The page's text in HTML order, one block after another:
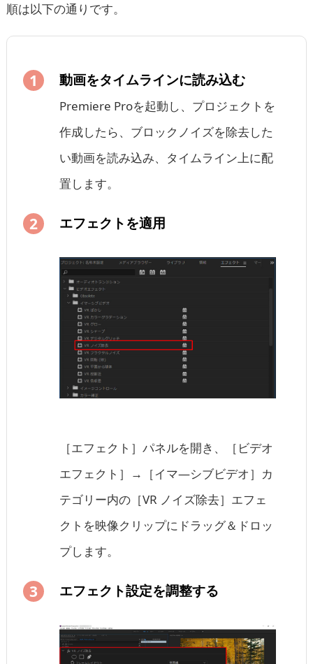
順は以下の通りです。
動画をタイムラインに読み込む
Premiere Proを起動し、プロジェクトを
作成したら、ブロックノイズを除去した
い動画を読み込み、タイムライン上に配
置します。
エフェクトを適用
［エフェクト］パネルを開き、［ビデオ
エフェクト］→［イマ―シブビデオ］カ
テゴリー内の［VR ノイズ除去］エフェ
クトを映像クリップにドラッグ＆ドロッ
プします。
エフェクト設定を調整する